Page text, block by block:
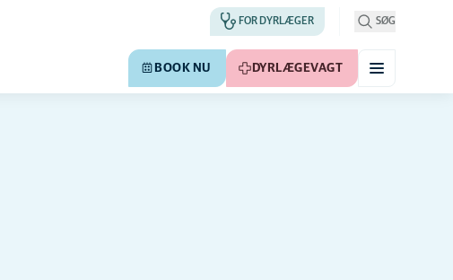
FOR DYRLÆGER SØG
BOOK NU DYRLÆGEVAGT